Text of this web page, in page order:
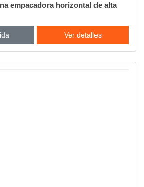
empacadora horizontal de alta
Ver detalles